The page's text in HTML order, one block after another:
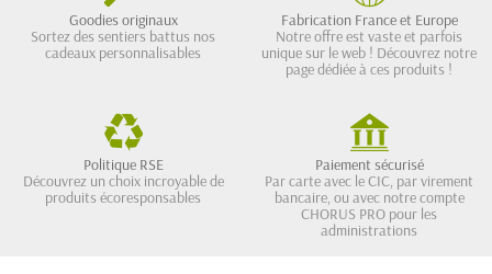
Goodies originaux
Sortez des sentiers battus nos
cadeaux personnalisables
Fabrication France et Europe
Notre offre est vaste et parfois
unique sur le web ! Découvrez notre
page dédiée à ces produits !
Politique RSE
Découvrez un choix incroyable de
produits écoresponsables
Paiement sécurisé
Par carte avec le CIC, par virement
bancaire, ou avec notre compte
CHORUS PRO pour les
administrations